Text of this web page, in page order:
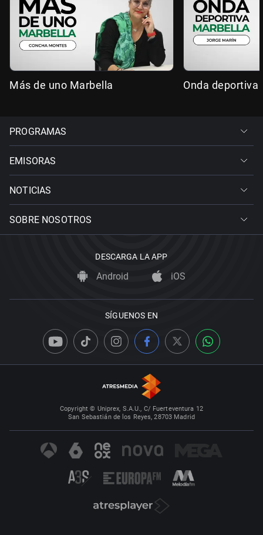
Más de uno Marbella Onda deportiva
PROGRAMAS
EMISORAS
NOTICIAS
SOBRE NOSOTROS
DESCARGA LA APP
Android iOS
SÍGUENOS EN
Copyright © Uniprex, S.A.U., C/ Fuerteventura 12
San Sebastián de los Reyes, 28703 Madrid